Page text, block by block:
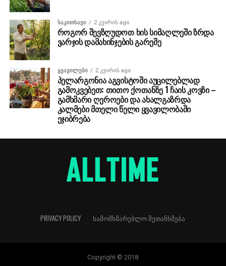
ᲡᲐᲙᲘᲗᲮᲐᲕᲘ 2 კვირის ago
როგორ შევზღუდოთ ხის სიმაღლეში ზრდა
ვარჯის დამახინჯების გარეშე
ᲧᲕᲐᲕᲘᲚᲔᲑᲘ 2 კვირის ago
პელარგონია აგვისტოში აუცილებლად
გამოკვებეთ: თითო ქოთანზე 1 ჩაის კოვზი –
გამხმარი ღეროები და ახალგაზრდა
კალმები მთელი წელი ყვავილობაში
ეჯიბრება
PRIVACY POLICY ᲡᲐᲛᲝᲛᲮᲛᲐᲠᲔᲑᲚᲝ ᲨᲔᲗᲐᲜᲮᲛᲔᲑᲐ
Copyright © 2018